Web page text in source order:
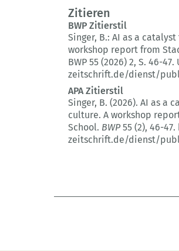
Zitieren
BWP Zitierstil
Singer, B.: AI as a
workshop report from
BWP 55 (2026) 2, S. 46-47.
zeitschrift.de/dienst/
APA Zitierstil
Singer, B. (2026). AI as a
culture. A workshop
School. BWP55 (2), 46-47.
zeitschrift.de/dienst/